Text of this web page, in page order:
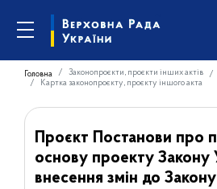
Головна Законопроєкти, проєкти інших актів
Картка законопроєкту, проєкту іншого акта
Проєкт Постанови про
основу проекту Закону
внесення змін до